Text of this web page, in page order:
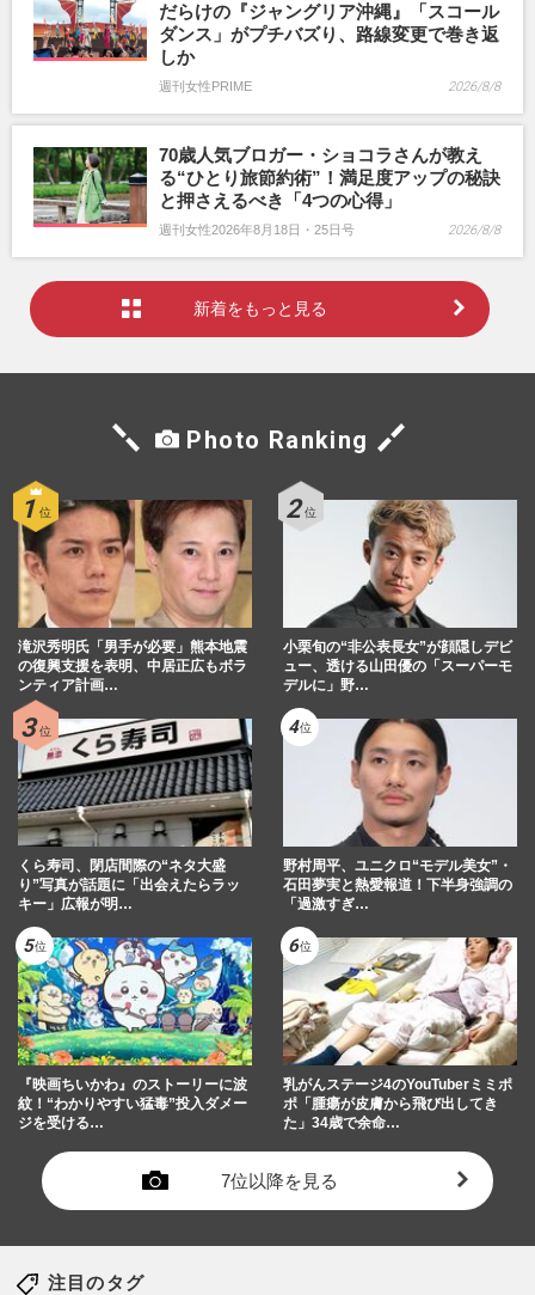
だらけの『ジャングリア沖縄』「スコール
ダンス」がプチバズり、路線変更で巻き返
しか
週刊女性PRIME 2026/8/8
70歳人気ブロガー・ショコラさんが教え
る“ひとり旅節約術”！満足度アップの秘訣
と押さえるべき「4つの心得」
週刊女性2026年8月18日・25日号 2026/8/8
新着をもっと見る
Photo Ranking
滝沢秀明氏「男手が必要」熊本地震
の復興支援を表明、中居正広もボラ
ンティア計画…
小栗旬の“非公表長女”が顔隠しデビ
ュー、透ける山田優の「スーパーモ
デルに」野…
くら寿司、閉店間際の“ネタ大盛
り”写真が話題に「出会えたらラッ
キー」広報が明…
野村周平、ユニクロ“モデル美女”・
石田夢実と熱愛報道！下半身強調の
「過激すぎ…
『映画ちいかわ』のストーリーに波
紋！“わかりやすい猛毒”投入ダメー
ジを受ける…
乳がんステージ4のYouTuberミミポ
ポ「腫瘍が皮膚から飛び出してき
た」34歳で余命…
7位以降を見る
注目のタグ